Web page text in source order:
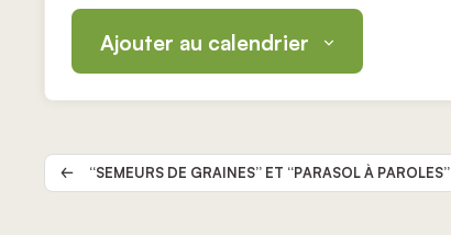
Ajouter au calendrier
Évènement
“SEMEURS DE GRAINES” ET “PARASOL À PAROLES”